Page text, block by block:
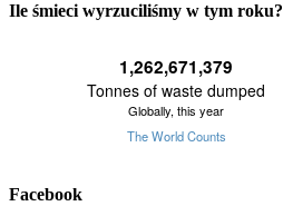
Ile śmieci wyrzuciliśmy w tym roku?
Facebook